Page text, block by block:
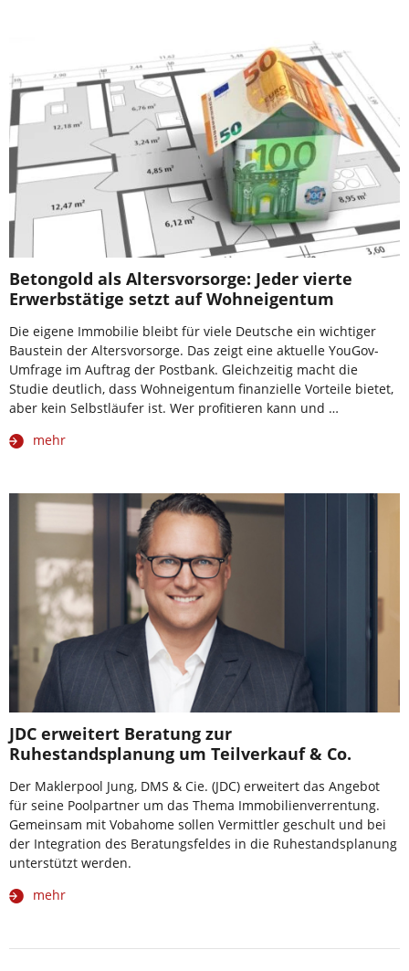
Betongold als Altersvorsorge: Jeder vierte
Erwerbstätige setzt auf Wohneigentum
Die eigene Immobilie bleibt für viele Deutsche ein wichtiger
Baustein der Altersvorsorge. Das zeigt eine aktuelle YouGov-
Umfrage im Auftrag der Postbank. Gleichzeitig macht die
Studie deutlich, dass Wohneigentum finanzielle Vorteile bietet,
aber kein Selbstläufer ist. Wer profitieren kann und …
mehr
JDC erweitert Beratung zur
Ruhestandsplanung um Teilverkauf & Co.
Der Maklerpool Jung, DMS & Cie. (JDC) erweitert das Angebot
für seine Poolpartner um das Thema Immobilienverrentung.
Gemeinsam mit Vobahome sollen Vermittler geschult und bei
der Integration des Beratungsfeldes in die Ruhestandsplanung
unterstützt werden.
mehr